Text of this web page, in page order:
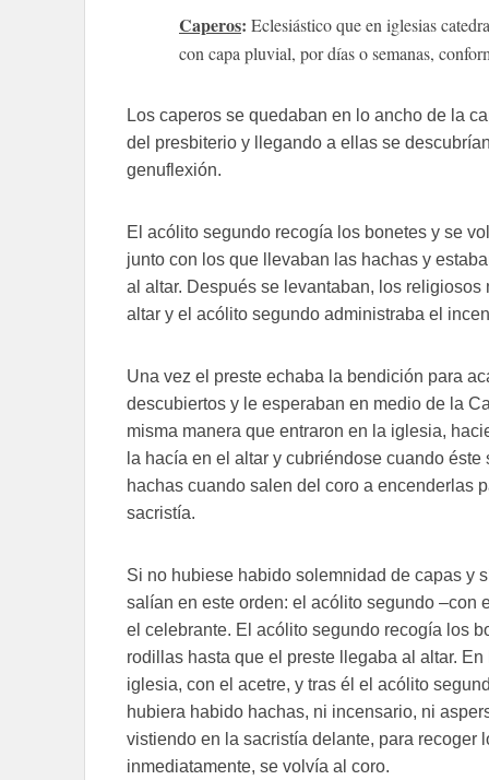
Caperos: Eclesiástico que en iglesias
con capa pluvial, por días o semanas,
Los caperos se quedaban en lo ancho de la
del presbiterio y llegando a ellas se
genuflexión.
El acólito segundo recogía los bonetes y se
junto con los que llevaban las hachas y
al altar. Después se levantaban, los
altar y el acólito segundo administraba el
Una vez el preste echaba la bendición para
descubiertos y le esperaban en medio de la
misma manera que entraron en la iglesia,
la hacía en el altar y cubriéndose cuando
hachas cuando salen del coro a encenderlas
sacristía.
Si no hubiese habido solemnidad de capas y
salían en este orden: el acólito segundo –con
el celebrante. El acólito segundo recogía los
rodillas hasta que el preste llegaba al altar.
iglesia, con el acetre, y tras él el acólito
hubiera habido hachas, ni incensario, ni
vistiendo en la sacristía delante, para recoger
inmediatamente, se volvía al coro.